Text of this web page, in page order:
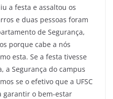
a festa e assaltou os
e duas pessoas foram
de Segurança,
porque cabe a nós
esta. Se a festa tivesse
a Segurança do campus
se o efetivo que a UFSC
garantir o bem-estar